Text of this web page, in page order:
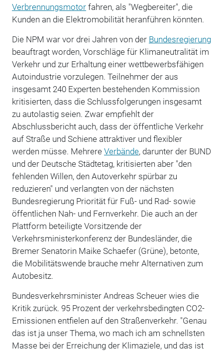
Verbrennungsmotorfahren, als "Wegbereiter", die
Kunden an die Elektromobilität heranführen könnten.
Die NPM war vor drei Jahren von der Bundesregierung
beauftragt worden, Vorschläge für Klimaneutralität im
Verkehr und zur Erhaltung einer wettbewerbsfähigen
Autoindustrie vorzulegen. Teilnehmer der aus
insgesamt 240 Experten bestehenden Kommission
kritisierten, dass die Schlussfolgerungen insgesamt
zu autolastig seien. Zwar empfiehlt der
Abschlussbericht auch, dass der öffentliche Verkehr
auf Straße und Schiene attraktiver und flexibler
werden müsse. Mehrere Verbände, darunter der BUND
und der Deutsche Städtetag, kritisierten aber "den
fehlenden Willen, den Autoverkehr spürbar zu
reduzieren" und verlangten von der nächsten
Bundesregierung Priorität für Fuß- und Rad- sowie
öffentlichen Nah- und Fernverkehr. Die auch an der
Plattform beteiligte Vorsitzende der
Verkehrsministerkonferenz der Bundesländer, die
Bremer Senatorin Maike Schaefer (Grüne), betonte,
die Mobilitätswende brauche mehr Alternativen zum
Autobesitz.
Bundesverkehrsminister Andreas Scheuer wies die
Kritik zurück. 95 Prozent der verkehrsbedingten CO2-
Emissionen entfielen auf den Straßenverkehr. "Genau
das ist ja unser Thema, wo mach ich am schnellsten
Masse bei der Erreichung der Klimaziele, und das ist